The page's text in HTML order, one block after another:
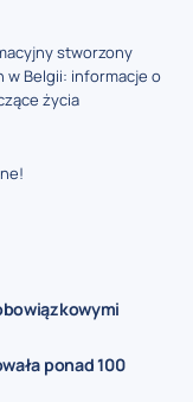
stworzony
w Belgii: informacje o
życia
ponad 100